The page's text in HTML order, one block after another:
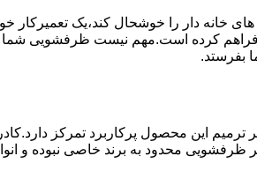
های خانه دار را خوشحال کند،یک
کرده است.مهم نیست ظرفشویی شما
بفرستد.
این محصول پرکاربرد تمرکز
ظرفشویی محدود به برند خاصی نبوده